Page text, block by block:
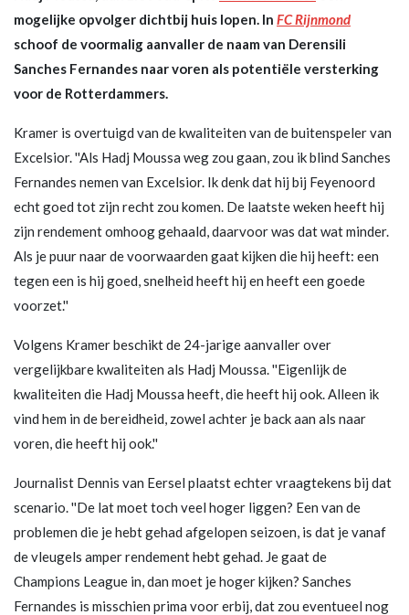
mogelijke opvolger dichtbij huis lopen. In FC Rijnmond
schoof de voormalig aanvaller de naam van Derensili
Sanches Fernandes naar voren als potentiële versterking
voor de Rotterdammers.
Kramer is overtuigd van de kwaliteiten van de buitenspeler van
Excelsior. ''Als Hadj Moussa weg zou gaan, zou ik blind Sanches
Fernandes nemen van Excelsior. Ik denk dat hij bij Feyenoord
echt goed tot zijn recht zou komen. De laatste weken heeft hij
zijn rendement omhoog gehaald, daarvoor was dat wat minder.
Als je puur naar de voorwaarden gaat kijken die hij heeft: een
tegen een is hij goed, snelheid heeft hij en heeft een goede
voorzet.''
Volgens Kramer beschikt de 24-jarige aanvaller over
vergelijkbare kwaliteiten als Hadj Moussa. ''Eigenlijk de
kwaliteiten die Hadj Moussa heeft, die heeft hij ook. Alleen ik
vind hem in de bereidheid, zowel achter je back aan als naar
voren, die heeft hij ook.''
Journalist Dennis van Eersel plaatst echter vraagtekens bij dat
scenario. ''De lat moet toch veel hoger liggen? Een van de
problemen die je hebt gehad afgelopen seizoen, is dat je vanaf
de vleugels amper rendement hebt gehad. Je gaat de
Champions League in, dan moet je hoger kijken? Sanches
Fernandes is misschien prima voor erbij, dat zou eventueel nog